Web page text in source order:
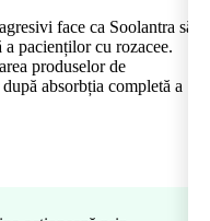
face ca Soolantra să
pacienților cu rozacee.
produselor de
absorbția completă a